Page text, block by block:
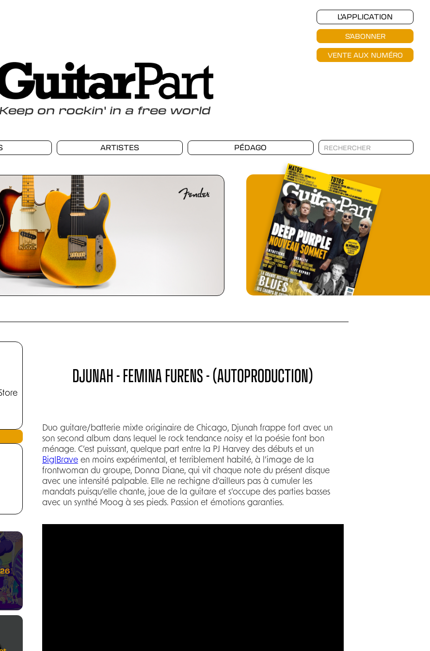
L'APPLICATION
S'ABONNER
VENTE AUX NUMÉRO
Keepon rockin' in a free world
ARTISTES PÉDAGO
DJUNAH - FEMINA FURENS - (AUTOPRODUCTION)
Duo guitare/batterie mixte originaire de Chicago, Djunah frappe fort avec un
son second album dans lequel le rock tendance noisy et la poésie font bon
ménage. C’est puissant, quelque part entre la PJ Harvey des débuts et un
Big|Braveen moins expérimental, et terriblement habité, à l’image de la
frontwoman du groupe, Donna Diane, qui vit chaque note du présent disque
avec une intensité palpable. Elle ne rechigne d’ailleurs pas à cumuler les
mandats puisqu’elle chante, joue de la guitare et s’occupe des parties basses
avec un synthé Moog à ses pieds. Passion et émotions garanties.